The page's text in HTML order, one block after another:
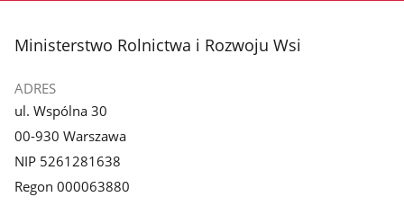
stopka
Ministerstwo Rolnictwa i Rozwoju Wsi
ADRES
ul. Wspólna 30
00-930 Warszawa
NIP 5261281638
Regon 000063880